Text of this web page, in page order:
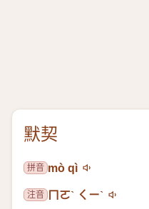
默契
拼音 mò qì
注音 ㄇㄛˋ ㄑㄧˋ